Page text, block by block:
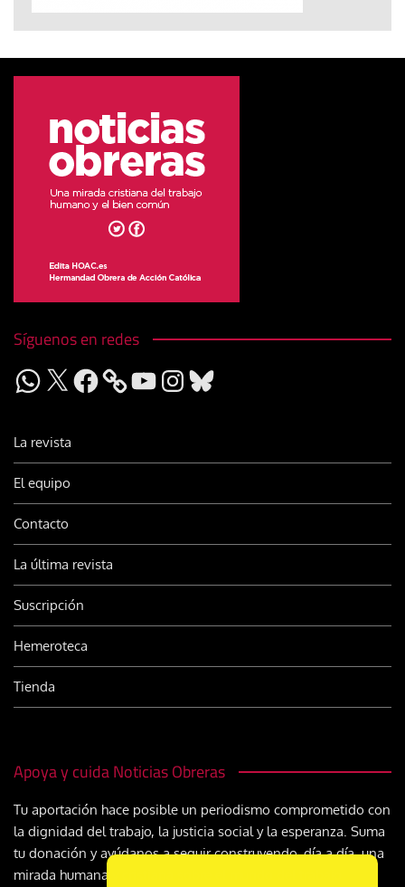
Síguenos en redes
WhatsApp
X Facebook YouTubeInstagram
Bluesky
La revista
El equipo
Contacto
La última revista
Suscripción
Hemeroteca
Tienda
Apoya y cuida Noticias Obreras
Tu aportación hace posible un periodismo comprometido con
la dignidad del trabajo, la justicia social y la esperanza. Suma
tu donación y ayúdanos a seguir construyendo, día a día, una
mirada humana y cristiana sobre el mundo del trabajo